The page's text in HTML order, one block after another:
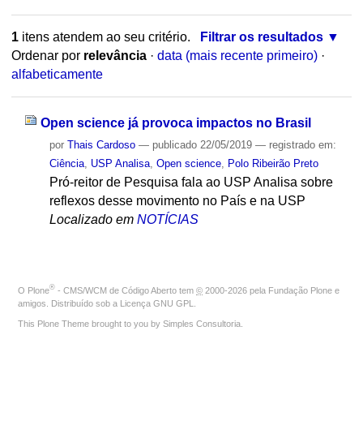
1itens atendem ao seu critério.
Filtrar os resultados
Ordenar por relevância · data (mais recente primeiro) ·
alfabeticamente
Open science já provoca impactos no Brasil
por Thais Cardoso — publicado22/05/2019 — registrado em:
Ciência, USP Analisa, Open science, Polo Ribeirão Preto
Pró-reitor de Pesquisa fala ao USP Analisa sobre
reflexos desse movimento no País e na USP
Localizado em NOTÍCIAS
O Plone® - CMS/WCM de Código Aberto tem © 2000-2026 pela Fundação Plone e
amigos. Distribuído sob a Licença GNU GPL
This Plone Theme brought to you by Simples Consultoria